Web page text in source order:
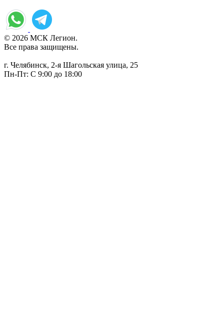
© 2026 МСК Легион.
Все права защищены.
г. Челябинск, 2-я Шагольская улица, 25
Пн-Пт: С 9:00 до 18:00